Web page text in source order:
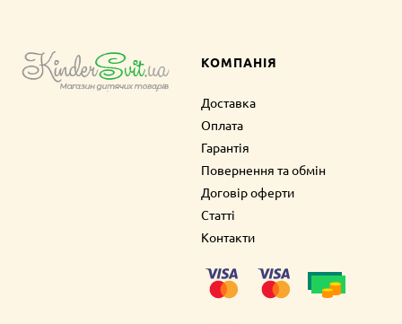
КОМПАНІЯ
Доставка
Оплата
Гарантія
Повернення та обмін
Договір оферти
Статті
Контакти